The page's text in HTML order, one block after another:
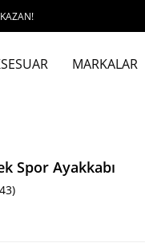
MARKALAR
Spor Ayakkabı